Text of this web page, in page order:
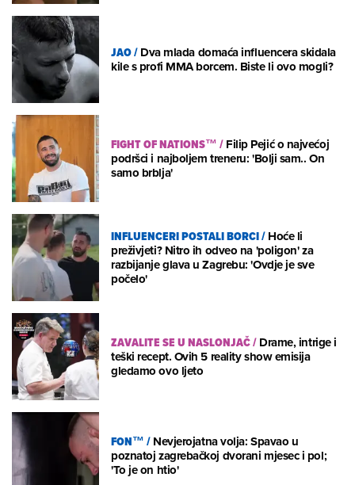
JAO/Dva mlada domaća influencera skidala
kile s profi MMA borcem. Biste li ovo mogli?
FIGHT OF NATIONS™/Filip Pejić o najvećoj
podršci i najboljem treneru: 'Bolji sam.. On
samo brblja'
INFLUENCERI POSTALI BORCI/Hoće li
preživjeti? Nitro ih odveo na 'poligon' za
razbijanje glava u Zagrebu: 'Ovdje je sve
počelo'
ZAVALITE SE U NASLONJAČ/Drame, intrige i
teški recept. Ovih 5 reality show emisija
gledamo ovo ljeto
FON™/Nevjerojatna volja: Spavao u
poznatoj zagrebačkoj dvorani mjesec i pol;
'To je on htio'